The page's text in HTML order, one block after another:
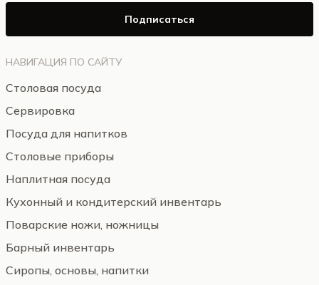
НАВИГАЦИЯ ПО САЙТУ
Столовая посуда
Сервировка
Посуда для напитков
Столовые приборы
Наплитная посуда
Кухонный и кондитерский инвентарь
Поварские ножи, ножницы
Барный инвентарь
Сиропы, основы, напитки
Подписаться